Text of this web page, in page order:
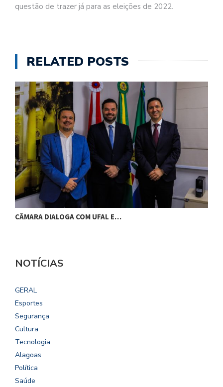
questão de trazer já para as eleições de 2022.
RELATED POSTS
CÂMARA DIALOGA COM UFAL E…
NOTÍCIAS
GERAL
Esportes
Segurança
Cultura
Tecnologia
Alagoas
Política
Saúde